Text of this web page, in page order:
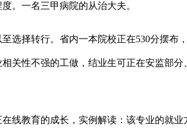
。一名三甲病院的从治大夫。
择转行。省内一本院校正在530分摆布
关性不强的工做，结业生可正在安监部分
教育的成长，实例解读：该专业的就业